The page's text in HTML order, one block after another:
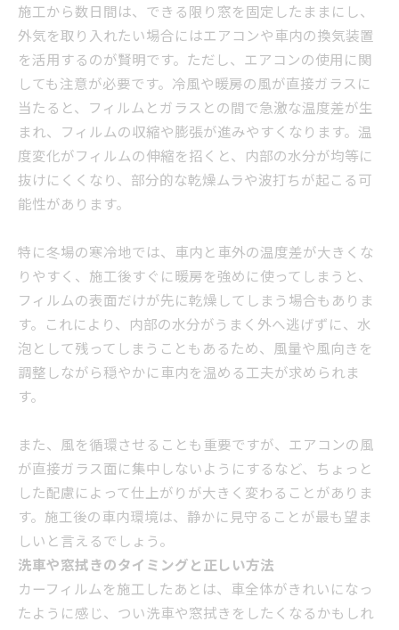
施工から数日間は、できる限り窓を固定したままにし、
外気を取り入れたい場合にはエアコンや車内の換気装置
を活用するのが賢明です。ただし、エアコンの使用に関
しても注意が必要です。冷風や暖房の風が直接ガラスに
当たると、フィルムとガラスとの間で急激な温度差が生
まれ、フィルムの収縮や膨張が進みやすくなります。温
度変化がフィルムの伸縮を招くと、内部の水分が均等に
抜けにくくなり、部分的な乾燥ムラや波打ちが起こる可
能性があります。
特に冬場の寒冷地では、車内と車外の温度差が大きくな
りやすく、施工後すぐに暖房を強めに使ってしまうと、
フィルムの表面だけが先に乾燥してしまう場合もありま
す。これにより、内部の水分がうまく外へ逃げずに、水
泡として残ってしまうこともあるため、風量や風向きを
調整しながら穏やかに車内を温める工夫が求められま
す。
また、風を循環させることも重要ですが、エアコンの風
が直接ガラス面に集中しないようにするなど、ちょっと
した配慮によって仕上がりが大きく変わることがありま
す。施工後の車内環境は、静かに見守ることが最も望ま
しいと言えるでしょう。
洗車や窓拭きのタイミングと正しい方法
カーフィルムを施工したあとは、車全体がきれいになっ
たように感じ、つい洗車や窓拭きをしたくなるかもしれ